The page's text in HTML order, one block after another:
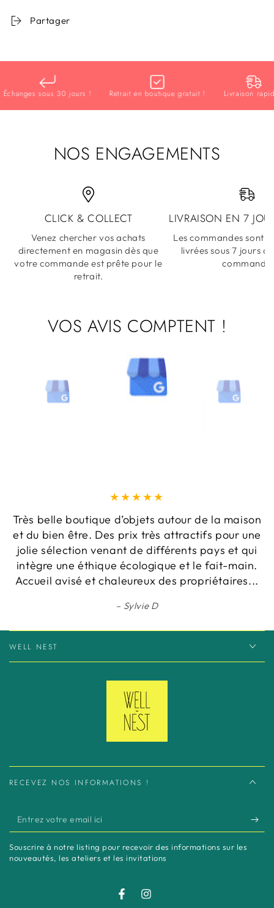
Partager
sous 30 jours ! Retrait en boutique gratuit ! Livraison rapide !
NOS ENGAGEMENTS
CLICK & COLLECT
Venez chercher vos achats
directement en magasin dès que
votre commande est prête pour le
retrait.
LIVRAISON EN 7
Les commandes sont
livrées sous 7 jours
commande
VOS AVIS COMPTENT !
Très belle boutique d’objets autour de la maison
et du bien être. Des prix très attractifs pour une
jolie sélection venant de différents pays et qui
intègre une éthique écologique et le fait-main.
Accueil avisé et chaleureux des propriétaires...
Sylvie D
WELL NEST
RECEVEZ NOS INFORMATIONS !
Entrez
votre
email
Souscrire à notre listing pour recevoir des informations sur les
nouveautés, les ateliers et les invitations
FacebookInstagram